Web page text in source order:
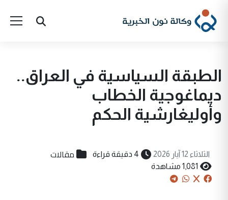
الطبقة السياسية في العراق..
ديماغوجية الخطاب
وأوليغارشية الحكم
الثلاثاء 12 آيار 2026 4 دقيقة قراءة مقالات
1,081 مشاهدة